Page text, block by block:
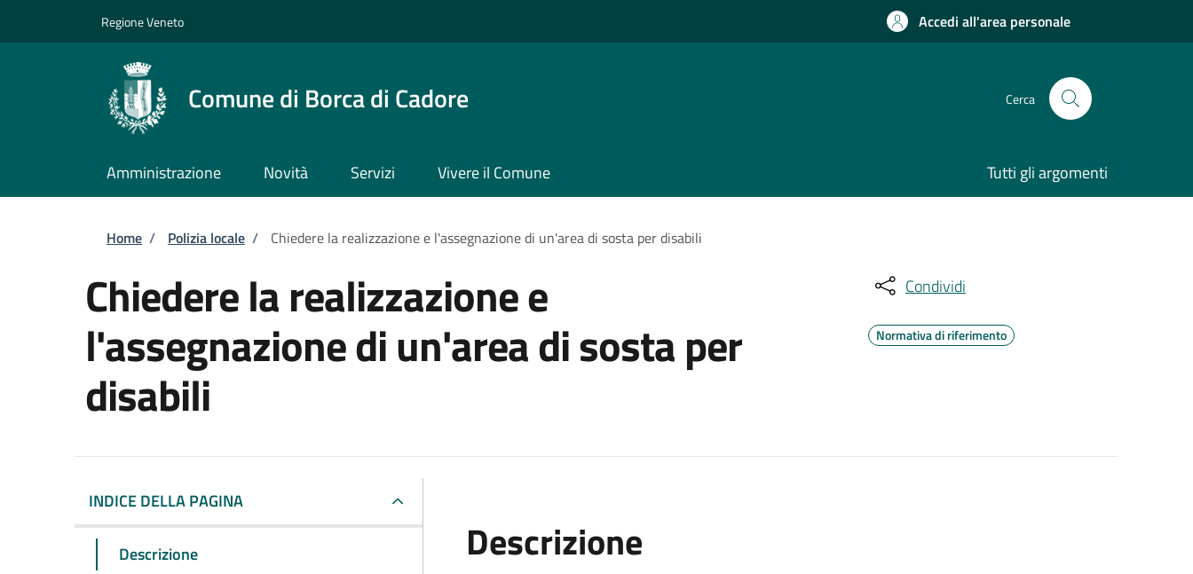
Regione Veneto Accedi all'area personale
Comune di Borca di Cadore Cerca
Amministrazione Novità Servizi Vivere il Comune Tutti gli argomenti
Briciole di pane
Home / Polizia locale / Chiedere la realizzazione e l'assegnazione di un'area di sosta per disabili
Chiedere la realizzazione e
l'assegnazione di un'area di sosta per
disabili
Condividi
Normativa di riferimento
INDICE DELLA PAGINA
Descrizione
Descrizione